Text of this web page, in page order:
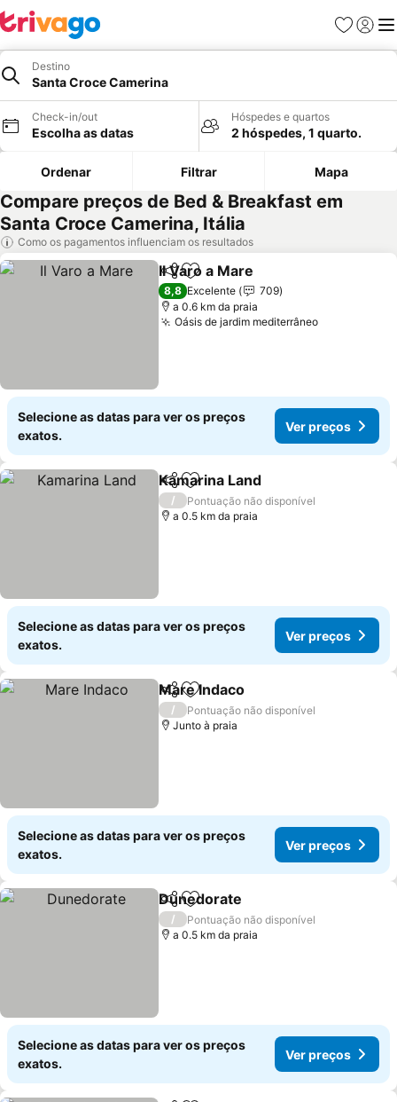
Favoritos
Iniciar
Destino
Santa Croce Camerina
Check-in/out
Escolha as datas
Hóspedes e quartos
2 hóspedes, 1 quarto.
Ordenar Filtrar Mapa
Compare preços de Bed & Breakfast em
Santa Croce Camerina, Itália
Como os pagamentos influenciam os resultados
PartilharAdicionar aos favoritos
Il Varo a Mare
8,8 Excelente
709
a 0.6 km da praia
Oásis de jardim mediterrâneoVer preços
Selecione as datas para ver os preços
exatos.
Ver preços
PartilharAdicionar aos favoritos
Kamarina Land
/
Pontuação não disponível
a 0.5 km da praia
Selecione as datas para ver os preços
exatos.
Ver preços
PartilharAdicionar aos favoritos
Mare Indaco
/
Pontuação não disponível
Junto à praia
Selecione as datas para ver os preços
exatos.
Ver preços
PartilharAdicionar aos favoritos
Dunedorate
/
Pontuação não disponível
a 0.5 km da praia
Selecione as datas para ver os preços
exatos.
Ver preços